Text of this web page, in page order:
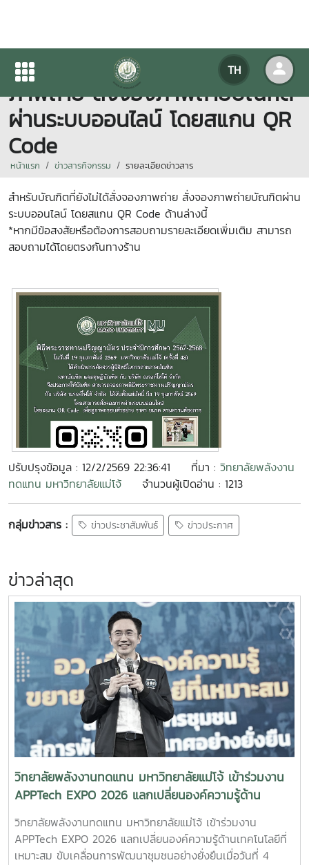
TH
สำหรับบัณฑิตที่ยังไม่ได้สั่งจอง
ภาพถ่าย สั่งจองภาพถ่ายบัณฑิต
ผ่านระบบออนไลน์ โดยสแกน QR
Code
หน้าแรก ข่าวสารกิจกรรม รายละเอียดข่าวสาร
สำหรับบัณฑิตที่ยังไม่ได้สั่งจองภาพถ่าย สั่งจองภาพถ่ายบัณฑิตผ่าน
ระบบออนไลน์ โดยสแกน QR Code ด้านล่างนี้
*หากมีข้อสงสัยหรือต้องการสอบถามรายละเอียดเพิ่มเติม สามารถ
สอบถามได้โดยตรงกันทางร้าน
ปรับปรุงข้อมูล : 12/2/2569 22:36:41 ที่มา : วิทยาลัยพลังงาน
ทดแทน มหาวิทยาลัยแม่โจ้
จำนวนผู้เปิดอ่าน : 1213
กลุ่มข่าวสาร : ข่าวประชาสัมพันธ์ ข่าวประกาศ
ข่าวล่าสุด
วิทยาลัยพลังงานทดแทน มหาวิทยาลัยแม่โจ้ เข้าร่วมงาน
APPTech EXPO 2026 แลกเปลี่ยนองค์ความรู้ด้าน
เทคโนโลยีที่เหมาะสม ขับเคลื่อนการพัฒนาชุมชนอย่าง
ยั่งยืน
วิทยาลัยพลังงานทดแทน มหาวิทยาลัยแม่โจ้ เข้าร่วมงาน
APPTech EXPO 2026 แลกเปลี่ยนองค์ความรู้ด้านเทคโนโลยีที่
เหมาะสม ขับเคลื่อนการพัฒนาชุมชนอย่างยั่งยืนเมื่อวันที่ 4